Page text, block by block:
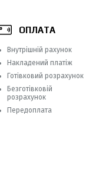
ОПЛАТА
Внутрішній рахунок
Накладений платіж
Готівковий розрахунок
Безготівковій
розрахунок
Передоплата